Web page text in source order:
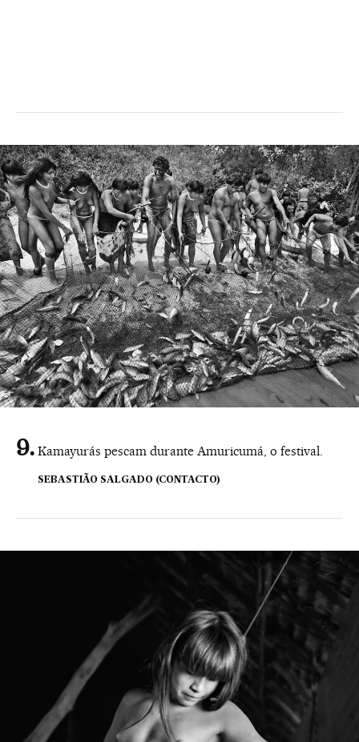
Kamayurás pescam durante Amuricumá, o festival.
SEBASTIÃO SALGADO (CONTACTO)